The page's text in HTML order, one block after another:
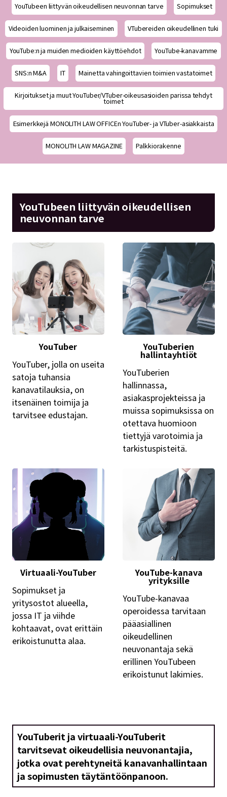
YouTubeen liittyvän oikeudellisen neuvonnan tarve Sopimukset
Videoiden luominen ja julkaiseminen VTubereiden oikeudellinen tuki
YouTube:n ja muiden medioiden käyttöehdot YouTube-kanavamme
SNS:n M&A IT Mainetta vahingoittavien toimien vastatoimet
Kirjoitukset ja muut YouTuber/VTuber-oikeusasioiden parissa tehdyt
toimet
Esimerkkejä MONOLITH LAW OFFICEn YouTuber- ja VTuber-asiakkaista
MONOLITH LAW MAGAZINE Palkkiorakenne
YouTubeen liittyvän oikeudellisen
neuvonnan tarve
YouTuber
YouTuber, jolla on useita
satoja tuhansia
kanavatilauksia, on
itsenäinen toimija ja
tarvitsee edustajan.
YouTuberien
hallintayhtiöt
YouTuberien
hallinnassa,
asiakasprojekteissa ja
muissa sopimuksissa on
otettava huomioon
tiettyjä varotoimia ja
tarkistuspisteitä.
Virtuaali-YouTuber
Sopimukset ja
yritysostot alueella,
jossa IT ja viihde
kohtaavat, ovat erittäin
erikoistunutta alaa.
YouTube-kanava
yrityksille
YouTube-kanavaa
operoidessa tarvitaan
pääasiallinen
oikeudellinen
neuvonantaja sekä
erillinen YouTubeen
erikoistunut lakimies.
YouTuberit ja virtuaali-YouTuberit
tarvitsevat oikeudellisia neuvonantajia,
jotka ovat perehtyneitä kanavanhallintaan
ja sopimusten täytäntöönpanoon.